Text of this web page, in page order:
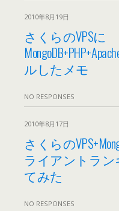
2010年8月19日
さくらのVPSに
ルしたメモ
NO RESPONSES
2010年8月17日
さくらの
ライアントラン
てみた
NO RESPONSES